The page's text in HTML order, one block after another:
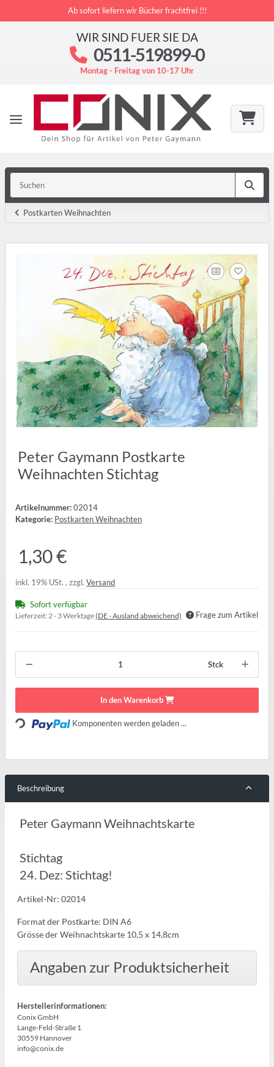
Ab sofort liefern wir Bücher frachtfrei !!!
WIR SIND FUER SIE DA
0511-519899-0
Montag - Freitag von 10-17 Uhr
Postkarten Weihnachten
Peter Gaymann Postkarte
Weihnachten Stichtag
Artikelnummer:02014
Kategorie: Postkarten Weihnachten
1,30 €
inkl. 19% USt. , zzgl. Versand
Sofort verfügbar
Lieferzeit: 2 - 3 Werktage(DE - Ausland abweichend) Frage zum Artikel
Stck
In den Warenkorb
Loading... Komponenten werden geladen ...
Beschreibung
Peter Gaymann Weihnachtskarte
Stichtag
24. Dez: Stichtag!
Artikel-Nr: 02014
Format der Postkarte: DIN A6
Grösse der Weihnachtskarte 10,5 x 14,8cm
Angaben zur Produktsicherheit
Herstellerinformationen:
Conix GmbH
Lange-Feld-Straße 1
30559 Hannover
info@conix.de